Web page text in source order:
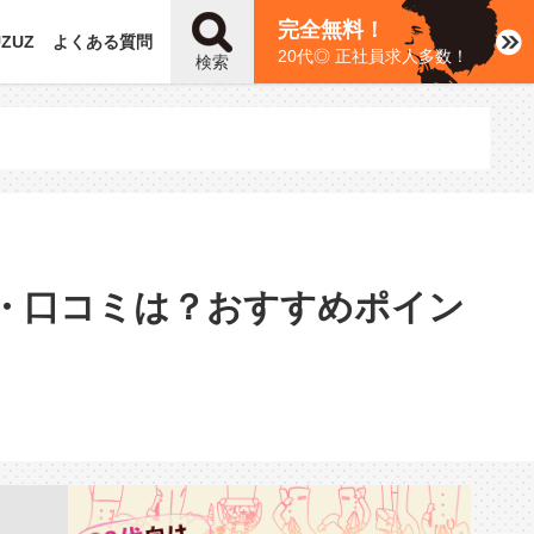
よくある質問
検索
完全無料！
20代◎ 正社員求人多数！
口コミは？おすすめポイン